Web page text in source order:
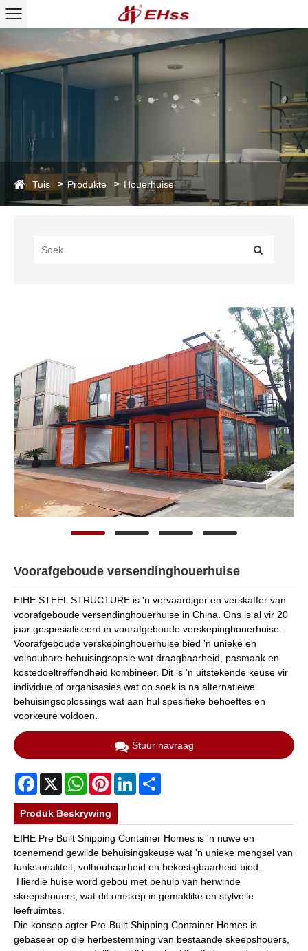
Tuis Produkte Houerhuise
Voorafgeboude versendinghouerhuise
EIHE STEEL STRUCTURE is 'n vervaardiger en verskaffer van
voorafgeboude versendinghouerhuise in China. Ons is al vir 20
jaar gespesialiseerd in voorafgeboude verskepinghouerhuise.
Voorafgeboude verskepinghouerhuise bied 'n unieke en
volhoubare behuisingsopsie wat draagbaarheid, pasmaak en
kostedoeltreffendheid kombineer. Dit is 'n uitstekende keuse vir
individue of organisasies wat op soek is na alternatiewe
behuisingsoplossings wat aan hul spesifieke behoeftes en
voorkeure voldoen.
Stuur navraag
Facebook
X WhatsAppPinterestLinkedIn
Produk Beskrywing
EIHE Pre Built Shipping Container Homes is 'n nuwe en
toenemend gewilde behuisingskeuse wat 'n unieke mengsel van
funksionaliteit, volhoubaarheid en bekostigbaarheid bied.
Hierdie huise word gebou met behulp van herwinde
skeepshouers, wat dit omskep in gemaklike en stylvolle
leefruimtes.
Die konsep agter Pre-Built Shipping Container Homes is
gebaseer op die herbestemming van bestaande skeepshouers,